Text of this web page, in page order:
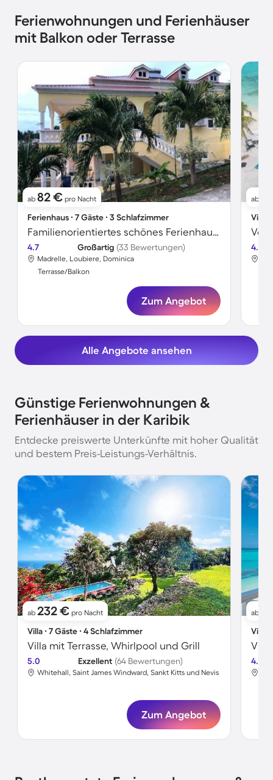
Ferienwohnungen und Ferienhäuser
mit Balkon oder Terrasse
ab 82 € pro Nacht
Ferienhaus ∙ 7 Gäste ∙ 3 Schlafzimmer
Familienorientiertes schönes Ferienhaus mit Garten und Terrasse | Bergblick
4.7 Großartig (33 Bewertungen)
Madrelle, Loubiere, Dominica
Terrasse/Balkon
Zum Angebot
ab
Villa
4.8
Alle Angebote ansehen
Günstige Ferienwohnungen &
Ferienhäuser in der Karibik
Entdecke preiswerte Unterkünfte mit hoher Qualität
und bestem Preis-Leistungs-Verhältnis.
ab 232 € pro Nacht
Villa ∙ 7 Gäste ∙ 4 Schlafzimmer
Villa mit Terrasse, Whirlpool und Grill
5.0 Exzellent (64 Bewertungen)
Whitehall, Saint James Windward, Sankt Kitts und Nevis
Zum Angebot
ab
Villa
4.4